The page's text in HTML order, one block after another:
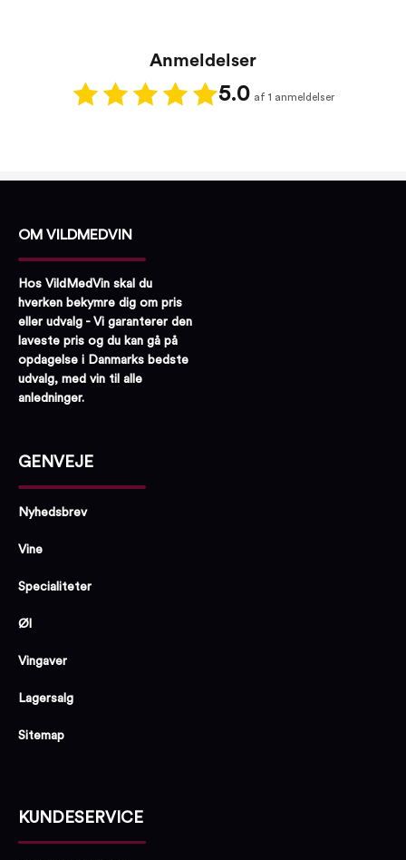
Anmeldelser
5.0 af 1 anmeldelser
OM VILDMEDVIN
Hos VildMedVin skal du
hverken bekymre dig om pris
eller udvalg - Vi garanterer den
laveste pris og du kan gå på
opdagelse i Danmarks bedste
udvalg, med vin til alle
anledninger.
GENVEJE
Nyhedsbrev
Vine
Specialiteter
Øl
Vingaver
Lagersalg
Sitemap
KUNDESERVICE